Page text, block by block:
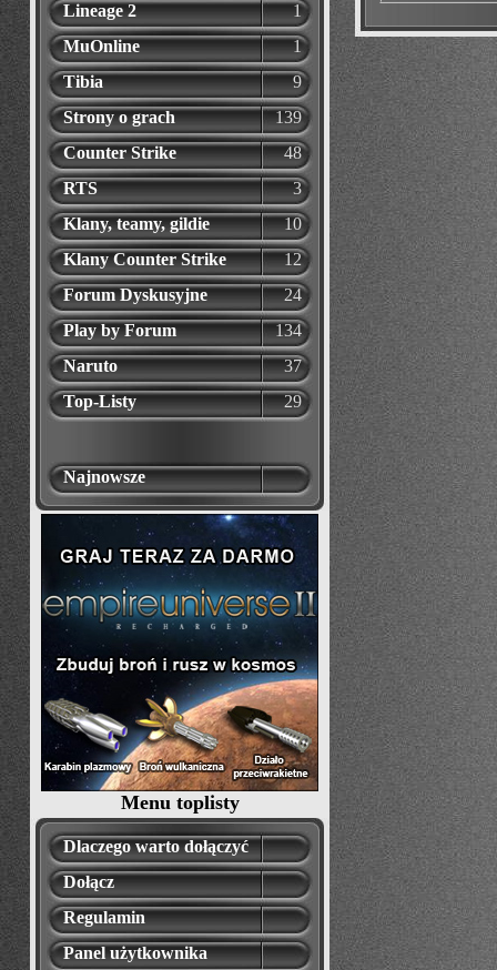
Lineage 2
1
MuOnline
1
Tibia
9
Strony o grach
139
Counter Strike
48
RTS
3
Klany, teamy, gildie
10
Klany Counter Strike
12
Forum Dyskusyjne
24
Play by Forum
134
Naruto
37
Top-Listy
29
Najnowsze
Menu toplisty
Dlaczego warto dołączyć
Dołącz
Regulamin
Panel użytkownika